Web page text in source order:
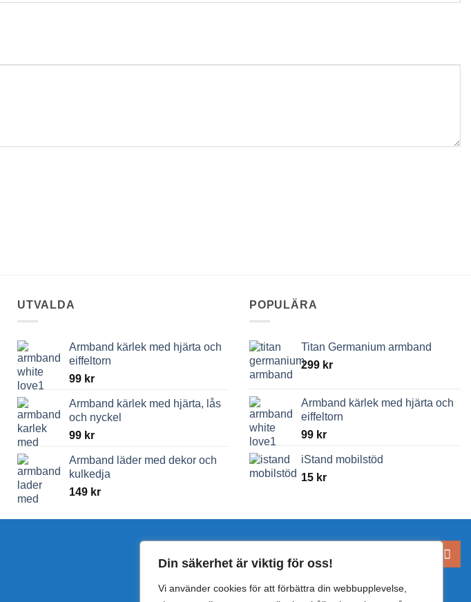
Din säkerhet är viktig för oss!
Vi använder cookies för att förbättra din webbupplevelse,
UTVALDA
Armband kärlek med hjärta och
eiffeltorn
99 kr
Armband kärlek med hjärta, lås
och nyckel
99 kr
Armband läder med dekor och
kulkedja
149 kr
POPULÄRA
Titan Germanium armband
299 kr
Armband kärlek med hjärta och
eiffeltorn
99 kr
iStand mobilstöd
15 kr
efter: